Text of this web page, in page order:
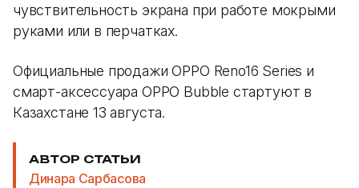
чувствительность экрана при работе мокрыми
руками или в перчатках.
Официальные продажи OPPO Reno16 Series и
смарт-аксессуара OPPO Bubble стартуют в
Казахстане 13 августа.
АВТОР СТАТЬИ
Динара Сарбасова